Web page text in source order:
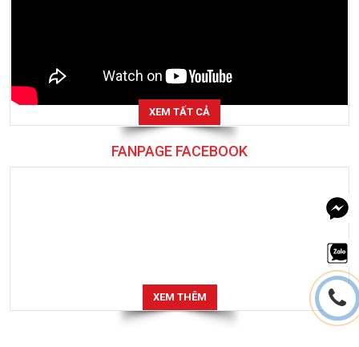
XEM TẤT CẢ
FANPAGE FACEBOOK
XEM THÊM